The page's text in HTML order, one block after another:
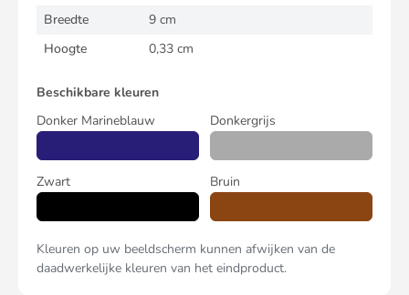
Breedte
9 cm
Hoogte
0,33 cm
Beschikbare kleuren
Donker Marineblauw
Donkergrijs
Zwart Bruin
Kleuren op uw beeldscherm kunnen afwijken van de
daadwerkelijke kleuren van het eindproduct.